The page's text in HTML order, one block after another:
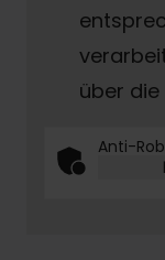
über
Anti-